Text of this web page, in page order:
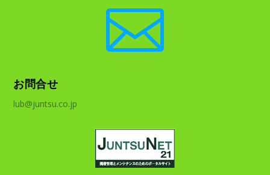

お問合せ
lub@juntsu.co.jp